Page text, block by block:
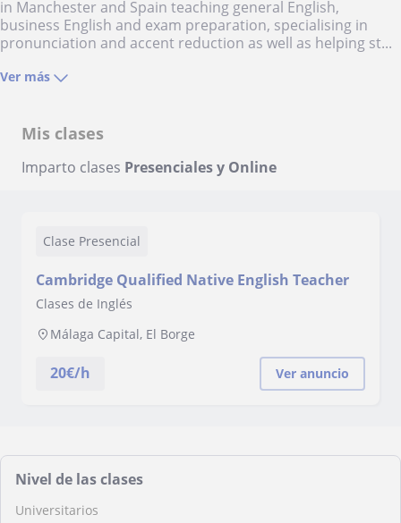
in Manchester and Spain teaching general English,
business English and exam preparation, specialising in
pronunciation and accent reduction as well as helping st...
Ver más
Mis clases
Imparto clases Presenciales y Online
Clase Presencial
Cambridge Qualified Native English Teacher
Clases de Inglés
Málaga Capital, El Borge
20€/h Ver anuncio
Nivel de las clases
Universitarios